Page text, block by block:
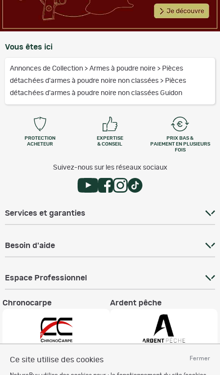
Fermer
Ce site utilise des cookies
Vous êtes ici
Annonces de Collection > Armes à poudre noire > Pièces
détachées d'armes à poudre noire non classées > Pièces
détachées d'armes à poudre noire non classées Guidon
PROTECTION
ACHETEUR
EXPERTISE
& CONSEIL
PRIX BAS &
PAIEMENT EN PLUSIEURS
FOIS
Suivez-nous sur les réseaux sociaux
Services et garanties
Besoin d'aide
Espace Professionnel
Chronocarpe Ardent pêche